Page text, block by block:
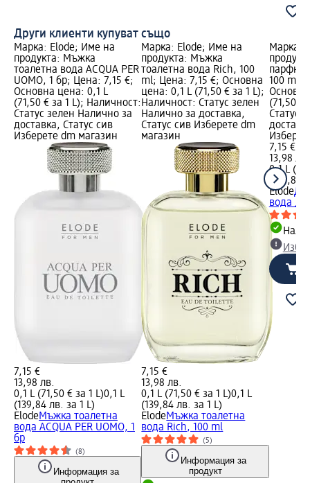
Други клиенти купуват също
Марка: Elode; Име на
продукта: Мъжка
тоалетна вода ACQUA PER
UOMO, 1 бр; Цена: 7,15 €;
Основна цена: 0,1 L
(71,50 € за 1 L); Наличност:
Статус зелен Налично за
доставка, Статус сив
Изберете dm магазин
7,15 €
13,98 лв.
0,1 L (71,50 € за 1 L)0,1 L
(139,84 лв. за 1 L)
ElodeМъжка тоалетна
вода ACQUA PER UOMO, 1
бр
(8)
Информация за
Марка: Elode; Име на
продукта: Мъжка
тоалетна вода Rich, 100
ml; Цена: 7,15 €; Основна
цена: 0,1 L (71,50 € за 1 L);
Наличност: Статус зелен
Налично за доставка,
Статус сив Изберете dm
магазин
7,15 €
13,98 лв.
0,1 L (71,50 € за 1 L)0,1 L
(139,84 лв. за 1 L)
ElodeМъжка тоалетна
вода Rich, 100 ml
(5)
Информация за
продукт
Марка:
100 ml;
(71,50 €
Статус
7,15 €
13,98 лв.
0,1 L
(139,84
Elode
вода